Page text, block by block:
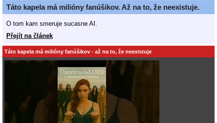
Táto kapela má milióny fanúšikov. Až na to, že neexistuje.
O tom kam smeruje sucasne AI.
Přejít na článek
Táto kapela má milióny fanúšikov - až na to, že neexistuje